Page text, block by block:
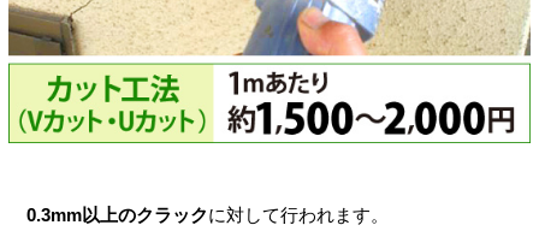
0.3mm以上のクラックに対して行われます。